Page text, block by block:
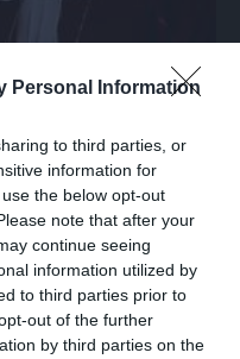
Personal Information
to third parties, or
information for
the below opt-out
note that after your
continue seeing
information utilized by
to third parties prior to
out of the further
by third parties on the
da Albertini
ma felice